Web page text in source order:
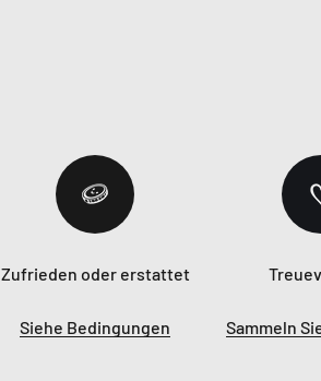
Zufrieden oder erstattet
Siehe Bedingungen Sammeln